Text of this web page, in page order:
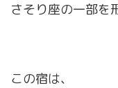
さそり座の一部を
この宿は、